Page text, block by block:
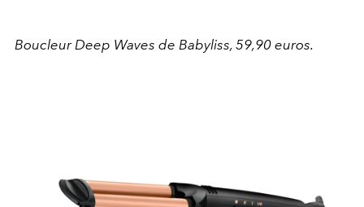
Boucleur Deep Waves de Babyliss, 59,90 euros.